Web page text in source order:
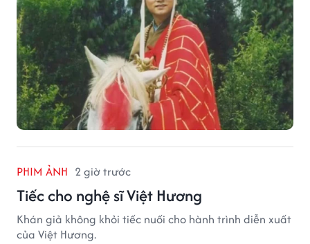
PHIM ẢNH 2 giờ trước
Tiếc cho nghệ sĩ Việt Hương
Khán giả không khỏi tiếc nuối cho hành trình diễn xuất
của Việt Hương.